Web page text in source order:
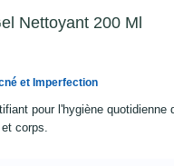
Nettoyant 200 Ml
et Imperfection
pour l'hygiène
corps.